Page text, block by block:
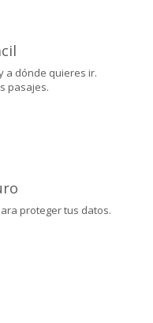
a dónde quieres ir.
pasajes.
proteger tus datos.